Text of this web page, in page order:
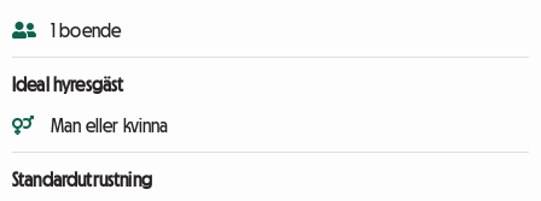
1 boende
Ideal hyresgäst
Man eller kvinna
Standardutrustning